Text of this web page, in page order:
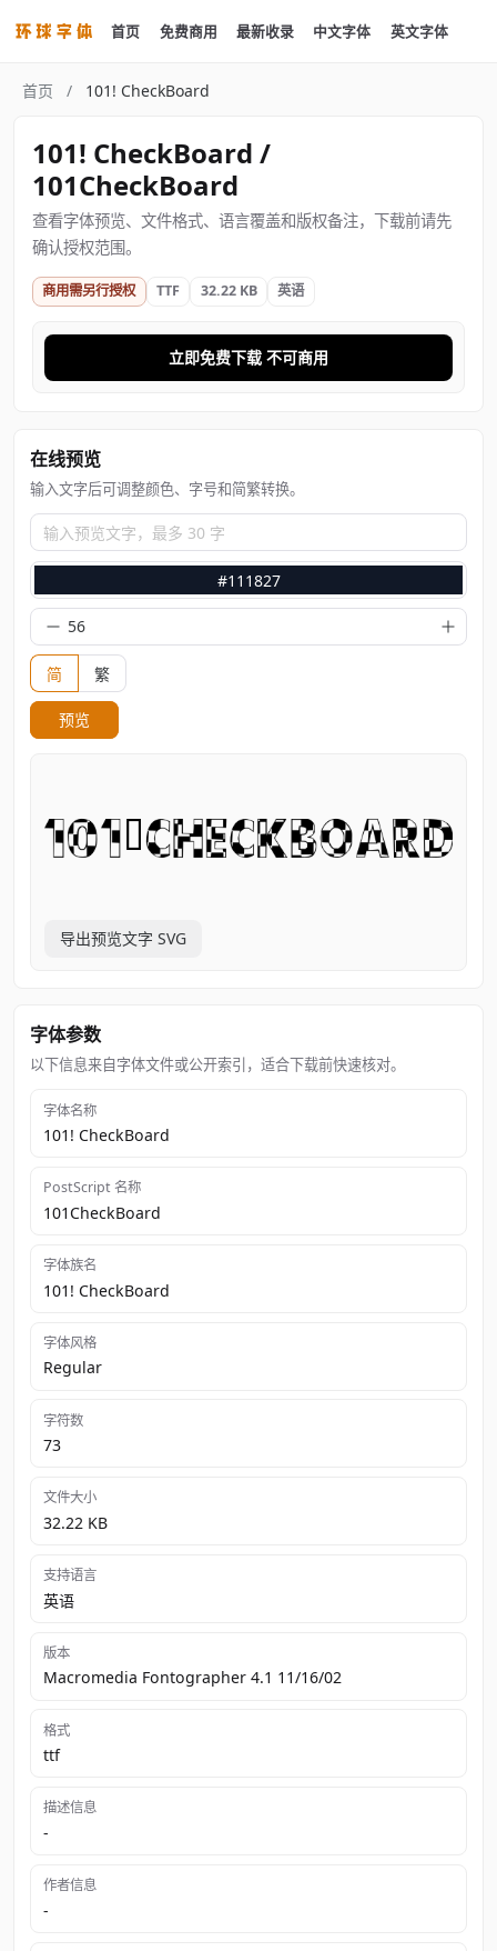
首页 免费商用 最新收录 中文字体 英文字体
首页 / 101! CheckBoard
101! CheckBoard /
101CheckBoard
查看字体预览、文件格式、语言覆盖和版权备注，下载前请先
确认授权范围。
商用需另行授权 TTF 32.22 KB 英语
立即免费下载 不可商用
在线预览
输入文字后可调整颜色、字号和简繁转换。
输入预览文字，最多 30 字
#111827
简 繁
预览
导出预览文字 SVG
字体参数
以下信息来自字体文件或公开索引，适合下载前快速核对。
字体名称
101! CheckBoard
PostScript 名称
101CheckBoard
字体族名
101! CheckBoard
字体风格
Regular
字符数
73
文件大小
32.22 KB
支持语言
英语
版本
Macromedia Fontographer 4.1 11/16/02
格式
ttf
描述信息
-
作者信息
-